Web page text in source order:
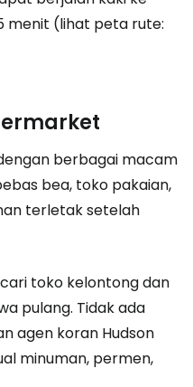
menit (lihat peta rute:
berbagai macam
bea, toko pakaian,
terletak setelah
toko kelontong dan
pulang. Tidak ada
agen koran Hudson
minuman, permen,